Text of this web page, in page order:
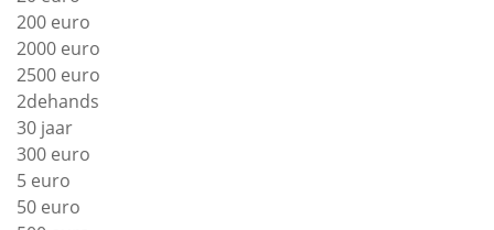
200 euro
2000 euro
2500 euro
2dehands
30 jaar
300 euro
5 euro
50 euro